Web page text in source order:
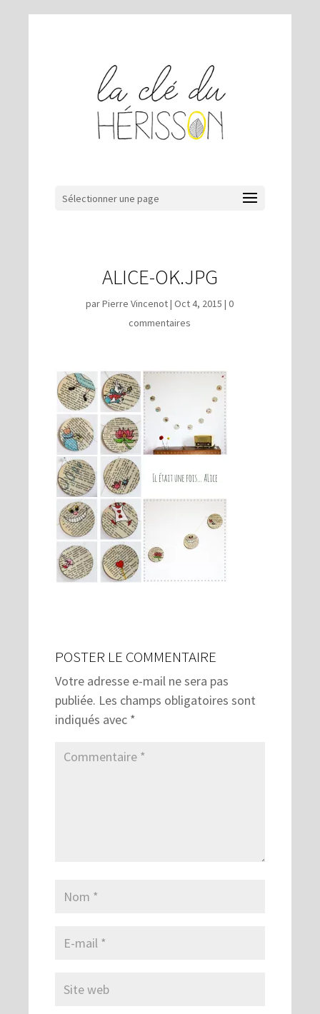
Sélectionner une page
ALICE-OK.JPG
parPierre Vincenot|Oct 4, 2015 |0
commentaires
POSTER LE COMMENTAIRE
Votre adresse e-mail ne sera pas
publiée. Les champs obligatoires sont
indiqués avec *